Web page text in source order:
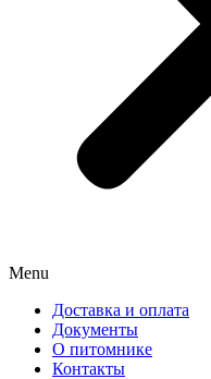
Menu
Доставка и оплата
Документы
О питомнике
Контакты